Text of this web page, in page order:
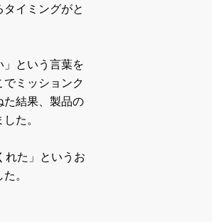
イミングがと
という言葉を
ミッションク
た結果、製品の
た。
れた」というお
。